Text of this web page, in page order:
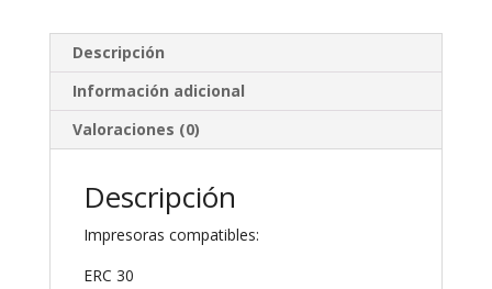
Descripción
Información adicional
Valoraciones (0)
Descripción
Impresoras compatibles:
ERC 30